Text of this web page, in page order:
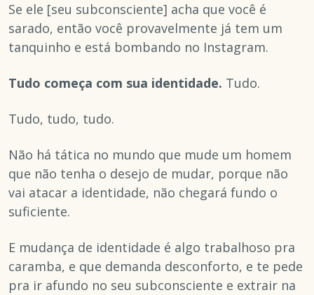
Se ele [seu subconsciente] acha que você é
sarado, então você provavelmente já tem um
tanquinho e está bombando no Instagram.
Tudo começa com sua identidade. Tudo.
Tudo, tudo, tudo.
Não há tática no mundo que mude um homem
que não tenha o desejo de mudar, porque não
vai atacar a identidade, não chegará fundo o
suficiente.
E mudança de identidade é algo trabalhoso pra
caramba, e que demanda desconforto, e te pede
pra ir afundo no seu subconsciente e extrair na